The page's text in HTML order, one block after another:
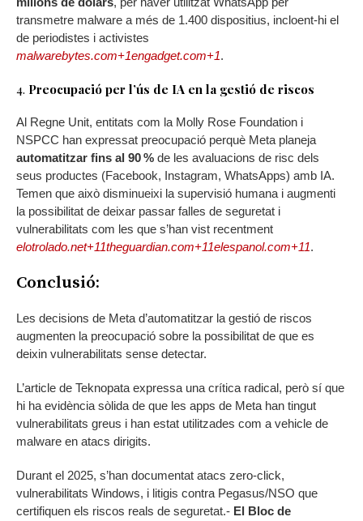
transmetre malware a més de 1.400 dispositius, incloent-hi el
de periodistes i activistes
malwarebytes.com+1engadget.com+1.
4. Preocupació per l’ús de IA en la gestió de riscos
Al Regne Unit, entitats com la Molly Rose Foundation i
NSPCC han expressat preocupació perquè Meta planeja
automatitzar fins al 90 % de les avaluacions de risc dels
seus productes (Facebook, Instagram, WhatsApps) amb IA.
Temen que això disminueixi la supervisió humana i augmenti
la possibilitat de deixar passar falles de seguretat i
vulnerabilitats com les que s’han vist recentment
elotrolado.net+11theguardian.com+11elespanol.com+11.
Conclusió:
Les decisions de Meta d’automatitzar la gestió de riscos
augmenten la preocupació sobre la possibilitat de que es
deixin vulnerabilitats sense detectar.
L’article de Teknopata expressa una crítica radical, però sí que
hi ha evidència sòlida de que les apps de Meta han tingut
vulnerabilitats greus i han estat utilitzades com a vehicle de
malware en atacs dirigits.
Durant el 2025, s’han documentat atacs zero-click,
vulnerabilitats Windows, i litigis contra Pegasus/NSO que
certifiquen els riscos reals de seguretat.- El Bloc de